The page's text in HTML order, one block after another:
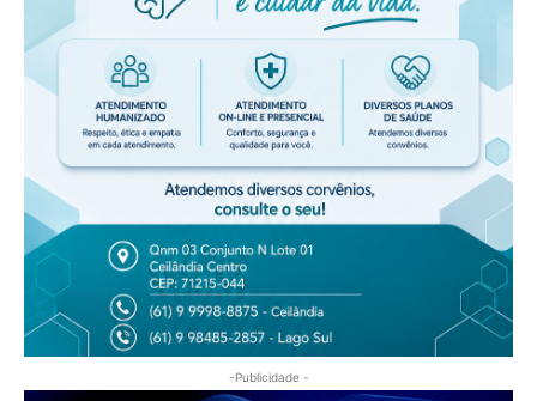
-Publicidade -